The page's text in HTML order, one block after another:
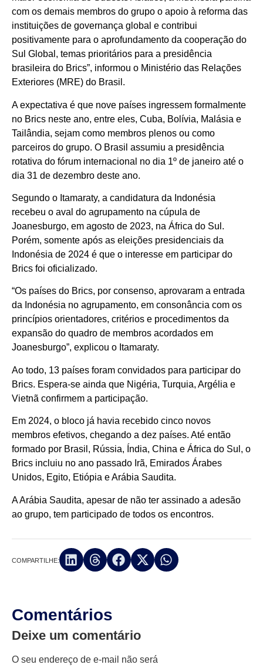
com os demais membros do grupo o apoio à reforma das
instituições de governança global e contribui
positivamente para o aprofundamento da cooperação do
Sul Global, temas prioritários para a presidência
brasileira do Brics”, informou o Ministério das Relações
Exteriores (MRE) do Brasil.
A expectativa é que nove países ingressem formalmente
no Brics neste ano, entre eles, Cuba, Bolívia, Malásia e
Tailândia, sejam como membros plenos ou como
parceiros do grupo. O Brasil assumiu a presidência
rotativa do fórum internacional no dia 1º de janeiro até o
dia 31 de dezembro deste ano.
Segundo o Itamaraty, a candidatura da Indonésia
recebeu o aval do agrupamento na cúpula de
Joanesburgo, em agosto de 2023, na África do Sul.
Porém, somente após as eleições presidenciais da
Indonésia de 2024 é que o interesse em participar do
Brics foi oficializado.
“Os países do Brics, por consenso, aprovaram a entrada
da Indonésia no agrupamento, em consonância com os
princípios orientadores, critérios e procedimentos da
expansão do quadro de membros acordados em
Joanesburgo”, explicou o Itamaraty.
Ao todo, 13 países foram convidados para participar do
Brics. Espera-se ainda que Nigéria, Turquia, Argélia e
Vietnã confirmem a participação.
Em 2024, o bloco já havia recebido cinco novos
membros efetivos, chegando a dez países. Até então
formado por Brasil, Rússia, Índia, China e África do Sul, o
Brics incluiu no ano passado Irã, Emirados Árabes
Unidos, Egito, Etiópia e Arábia Saudita.
A Arábia Saudita, apesar de não ter assinado a adesão
ao grupo, tem participado de todos os encontros.
COMPARTILHE:
Comentários
Deixe um comentário
O seu endereço de e-mail não será